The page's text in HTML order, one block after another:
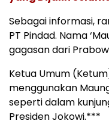
Sebagai informasi,
PT Pindad. Nama
gagasan dari
Ketua Umum
menggunakan
seperti dalam
Presiden Jokowi.***